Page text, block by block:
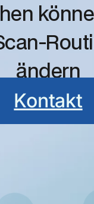
ändern
Kontakt